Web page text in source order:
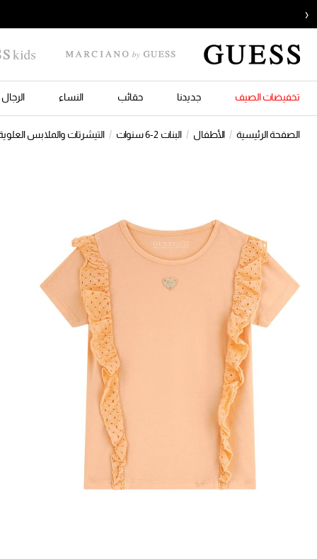
‹
تخفيضات الصيف جديدنا حقائب النساء الرجال
الصفحة الرئيسية الأطفال البنات 2-6 سنوات التيشرتات والملابس